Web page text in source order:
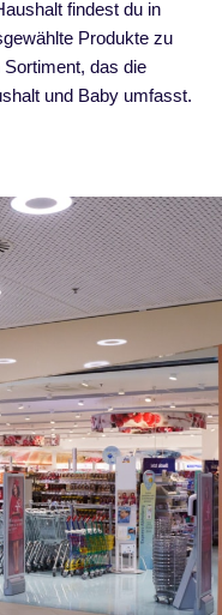
findest du in
Produkte zu
das die
und Baby umfasst.